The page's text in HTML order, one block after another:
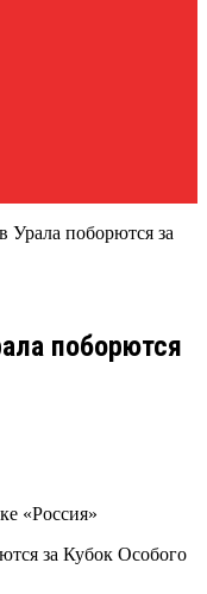
Урала поборются за
поборются
«Россия»